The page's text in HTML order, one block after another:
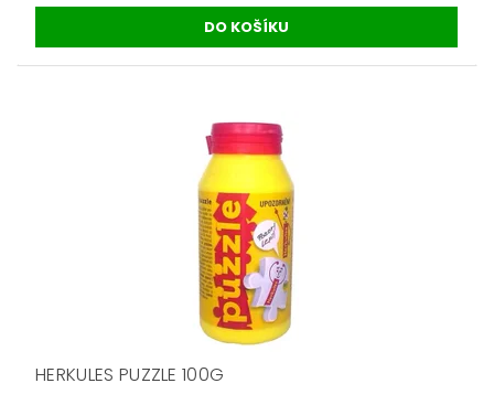
HERKULES PUZZLE 100G